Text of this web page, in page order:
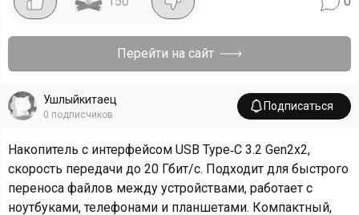
Перейти на сайт
Ушлыйкитаец
0 подписчиков
Подписаться
Накопитель с интерфейсом USB Type‑C 3.2 Gen2x2,
скорость передачи до 20 Гбит/с. Подходит для быстрого
переноса файлов между устройствами, работает с
ноутбуками, телефонами и планшетами. Компактный,